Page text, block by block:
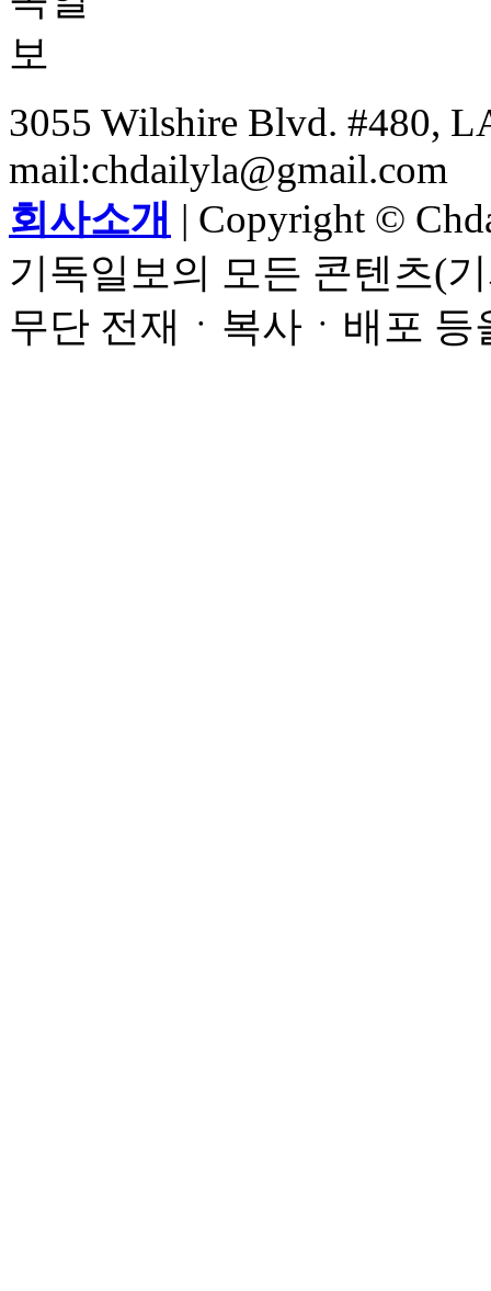
3055 Wilshire Blvd. #480,
mail:chdailyla@gmail.com
회사소개 | Copyright ©
기독일보의 모든 콘텐츠(
무단 전재ㆍ복사ㆍ배포 등